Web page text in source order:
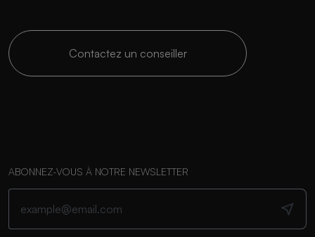
Contactez un conseiller
ABONNEZ-VOUS À NOTRE NEWSLETTER